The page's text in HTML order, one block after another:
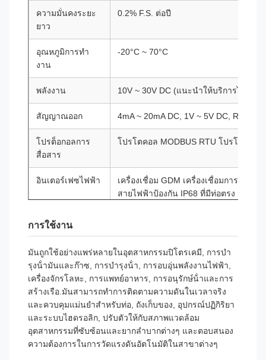
ความมั่นคงระยะ
ยาว
0.2% F.S. ต่อปี
อุณหภูมิการทํา
งาน
-20°C ~ 70°C
พลังงาน 10V ~ 30V DC (แนะนําให้บริการไฟฟ้า
สัญญาณออก 4mA ~ 20mA DC, 1V ~ 5V DC, RS485,
โปรต็อกอลการ
สื่อสาร
โปรโตคอล MODBUS RTU โปรโตคอล
อินเตอร์เฟซไฟฟ้า
เครื่องเชื่อม GDM เครื่องเชื่อมการบิน เ
สายไฟฟ้าป้องกัน IP68 ที่มีท่อตรง
ระดับการป้องกัน
แรงต่อการระเบิด
ความร้อน
ระยะเวลาการรับ
ประกัน
12 เดือน
การใช้งาน
มันถูกใช้อย่างแพร่หลายในอุตสาหกรรมปิโตรเคมี, การบํา
รุงน้ํามันและก๊าซ, การบํารุงน้ํา, การอบอุ่นพลังงานไฟฟ้า,
เครื่องจักรโลหะ, การแพทย์อาหาร, การอนุรักษ์น้ําและการ
สร้างเรือ.มันสามารถทําการติดตามความดันในเวลาจริง
และควบคุมแม่นยําสําหรับท่อ, ถังเก็บของ, อุปกรณ์ปฏิกิริยา
และระบบไฮดรอลิก, ปรับตัวให้กับสภาพแวดล้อม
อุตสาหกรรมที่ซับซ้อนและยากลําบากต่างๆ และตอบสนอง
ความต้องการในการวัดแรงดันอัตโนมัติในสาขาต่างๆ